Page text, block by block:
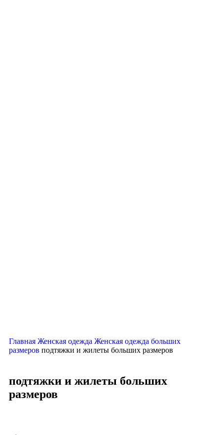
Главная Женская одежда Женская одежда больших
размеров подтяжки и жилеты больших размеров
подтяжки и жилеты больших
размеров